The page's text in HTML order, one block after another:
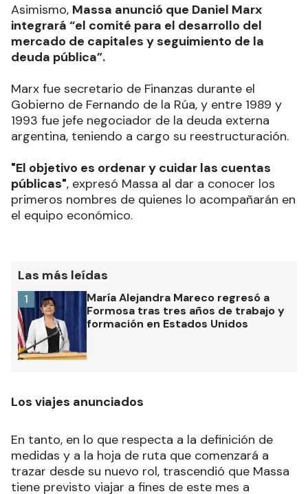
Asimismo, Massa anunció que Daniel Marx
integrará “el comité para el desarrollo del
mercado de capitales y seguimiento de la
deuda pública”.
Marx fue secretario de Finanzas durante el
Gobierno de Fernando de la Rúa, y entre 1989 y
1993 fue jefe negociador de la deuda externa
argentina, teniendo a cargo su reestructuración.
"El objetivo es ordenar y cuidar las cuentas
públicas", expresó Massa al dar a conocer los
primeros nombres de quienes lo acompañarán en
el equipo económico.
Las más leídas
María Alejandra Mareco regresó a
Formosa tras tres años de trabajo y
formación en Estados Unidos
1
Los viajes anunciados
En tanto, en lo que respecta a la definición de
medidas y a la hoja de ruta que comenzará a
trazar desde su nuevo rol, trascendió que Massa
tiene previsto viajar a fines de este mes a